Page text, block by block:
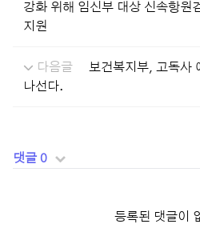
강화 위해 임신부 대상 신속항원
지원
다음글
보건복지부, 고독사
나선다.
댓글 0
등록된 댓글이